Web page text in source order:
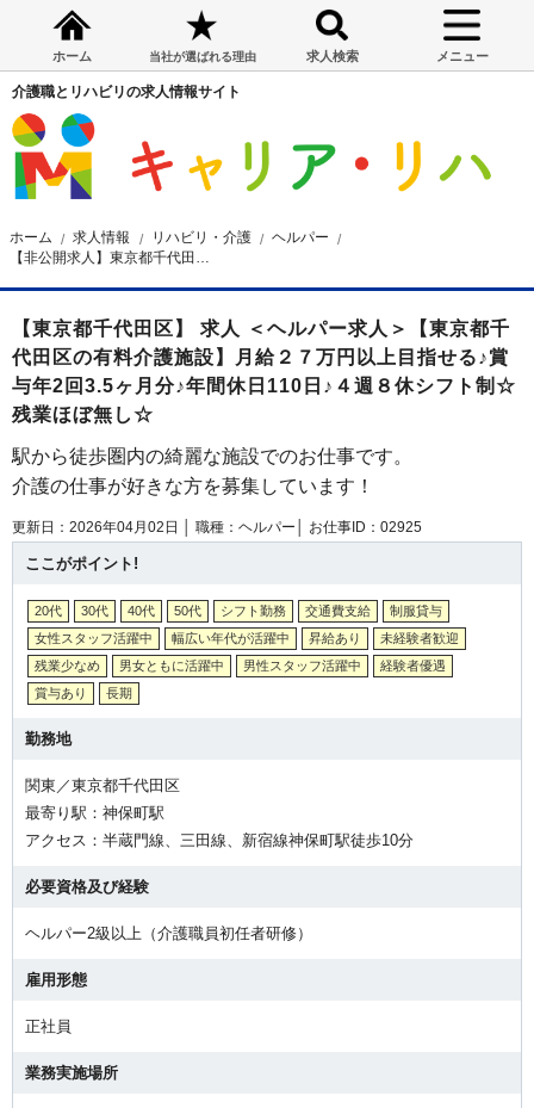
ホーム 当社が選ばれる理由 求人検索 メニュー
介護職とリハビリの求人情報サイト
ホーム 求人情報 リハビリ・介護
ヘルパー
【東京都千代田区】 求人 ＜ヘルパー求人＞【東京都千
代田区の有料介護施設】月給２７万円以上目指せる♪賞
与年2回3.5ヶ月分♪年間休日110日♪４週８休シフト制☆
残業ほぼ無し☆
駅から徒歩圏内の綺麗な施設でのお仕事です。
介護の仕事が好きな方を募集しています！
更新日：2026年04月02日 │ 職種：ヘルパー│ お仕事ID：02925
ここがポイント!
20代 30代 40代 50代 シフト勤務 交通費支給
制服貸与
女性スタッフ活躍中
幅広い年代が活躍中 昇給あり
未経験者歓迎
残業少なめ
男女ともに活躍中 男性スタッフ活躍中
経験者優遇
賞与あり
長期
勤務地
関東／東京都千代田区
最寄り駅：神保町駅
アクセス：半蔵門線、三田線、新宿線神保町駅徒歩10分
必要資格及び経験
ヘルパー2級以上（介護職員初任者研修）
雇用形態
正社員
業務実施場所